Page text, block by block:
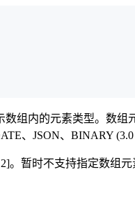
数组内的元素类型。数组
、JSON、BINARY (3.0
暂时不支持指定数组